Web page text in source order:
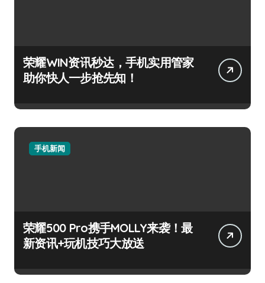
荣耀WIN资讯秒达，手机实用管家
助你快人一步抢先知！
手机新闻
荣耀500 Pro携手MOLLY来袭！最
新资讯+玩机技巧大放送